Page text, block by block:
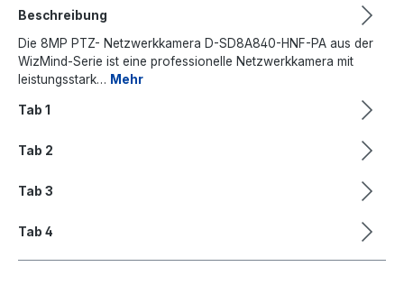
Beschreibung
Die 8MP PTZ- Netzwerkkamera D-SD8A840-HNF-PA aus der
WizMind-Serie ist eine professionelle Netzwerkkamera mit
leistungsstark… Mehr
Tab 1
Tab 2
Tab 3
Tab 4